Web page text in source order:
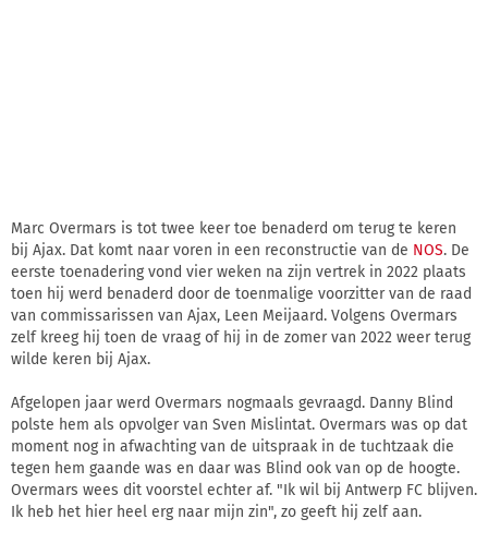
Marc Overmars is tot twee keer toe benaderd om terug te keren
bij Ajax. Dat komt naar voren in een reconstructie van de NOS. De
eerste toenadering vond vier weken na zijn vertrek in 2022 plaats
toen hij werd benaderd door de toenmalige voorzitter van de raad
van commissarissen van Ajax, Leen Meijaard. Volgens Overmars
zelf kreeg hij toen de vraag of hij in de zomer van 2022 weer terug
wilde keren bij Ajax.
Afgelopen jaar werd Overmars nogmaals gevraagd. Danny Blind
polste hem als opvolger van Sven Mislintat. Overmars was op dat
moment nog in afwachting van de uitspraak in de tuchtzaak die
tegen hem gaande was en daar was Blind ook van op de hoogte.
Overmars wees dit voorstel echter af. "Ik wil bij Antwerp FC blijven.
Ik heb het hier heel erg naar mijn zin", zo geeft hij zelf aan.